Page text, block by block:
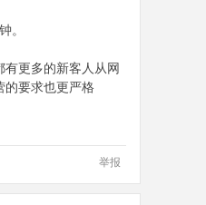
。
更多的新客人从网
的要求也更严格
举报